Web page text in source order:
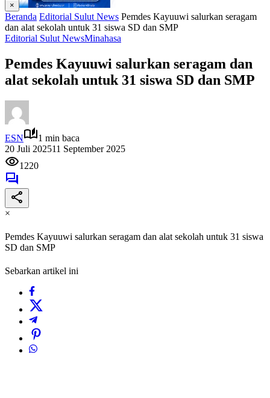
×
Beranda Editorial Sulut News Pemdes Kayuuwi salurkan seragam
dan alat sekolah untuk 31 siswa SD dan SMP
Editorial Sulut NewsMinahasa
Pemdes Kayuuwi salurkan seragam dan
alat sekolah untuk 31 siswa SD dan SMP
ESN
1 min baca
20 Juli 202511 September 2025
1220
×
Pemdes Kayuuwi salurkan seragam dan alat sekolah untuk 31 siswa
SD dan SMP
Sebarkan artikel ini